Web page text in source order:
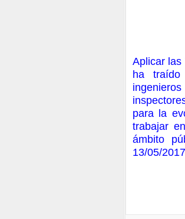
Aplicar las
ha traído
para la
trabajar
ámbito
13/05/